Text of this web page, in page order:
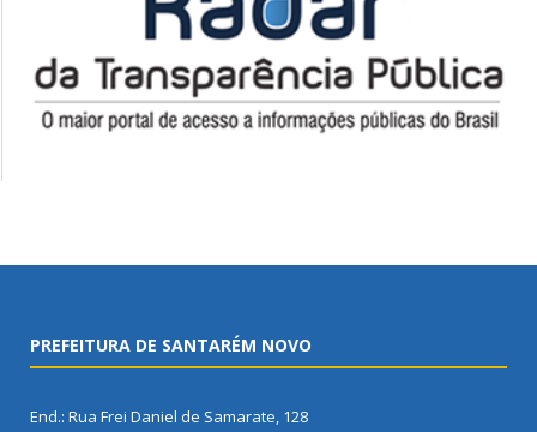
PREFEITURA DE SANTARÉM NOVO
End.: Rua Frei Daniel de Samarate, 128